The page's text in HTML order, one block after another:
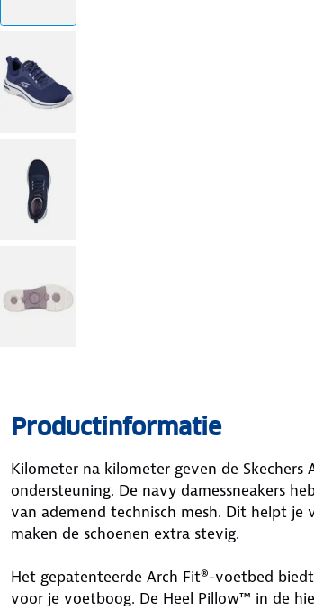
Productinformatie
Kilometer na kilometer geven de
ondersteuning. De navy damessneakers
van ademend technisch mesh. Dit helpt
maken de schoenen extra stevig.
Het gepatenteerde Arch Fit®-voetbed
voor je voetboog. De Heel Pillow™ in de